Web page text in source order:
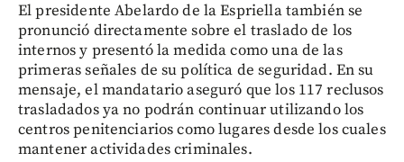
El presidente Abelardo de la Espriella también se
pronunció directamente sobre el traslado de los
internos y presentó la medida como una de las
primeras señales de su política de seguridad. En su
mensaje, el mandatario aseguró que los 117 reclusos
trasladados ya no podrán continuar utilizando los
centros penitenciarios como lugares desde los cuales
mantener actividades criminales.